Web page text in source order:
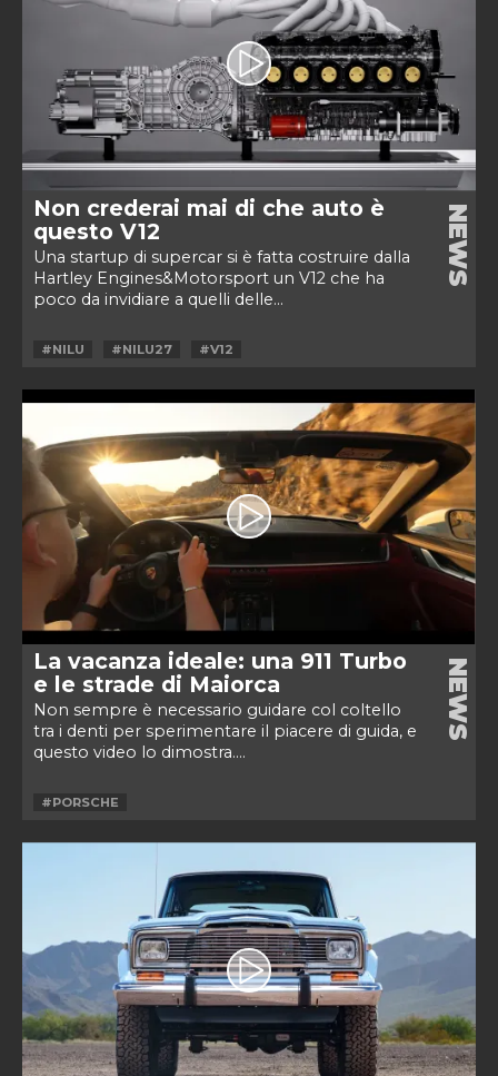
Non crederai mai di che auto è
questo V12
Una startup di supercar si è fatta costruire dalla
Hartley Engines&Motorsport un V12 che ha
poco da invidiare a quelli delle...
NEWS
#NILU #NILU27 #V12
La vacanza ideale: una 911 Turbo
e le strade di Maiorca
Non sempre è necessario guidare col coltello
tra i denti per sperimentare il piacere di guida, e
questo video lo dimostra....
NEWS
#PORSCHE